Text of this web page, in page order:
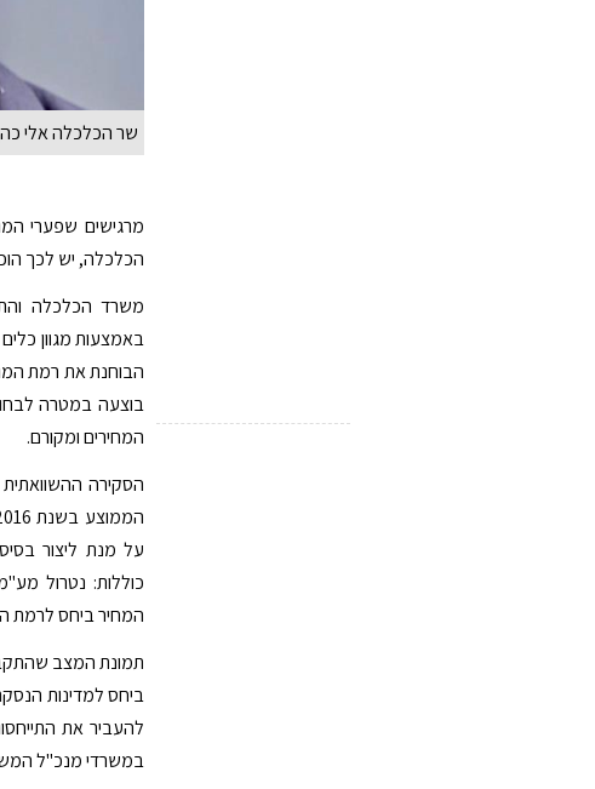
שר הכלכלה אלי
מרגישים שפערי
הכלכלה, יש לכך
משרד הכלכלה
באמצעות מגוון
הבוחנת את רמת
בוצעה במטרה
המחירים ומקורם.
הסקירה
על מנת ליצור
כוללות: נטרול
המחיר ביחס לרמת
תמונת המצב
ביחס למדינות
להעביר את
במשרדי מנכ"ל